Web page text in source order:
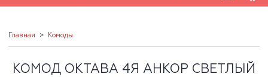
Главная Комоды
КОМОД ОКТАВА 4Я АНКОР СВЕТЛЫЙ